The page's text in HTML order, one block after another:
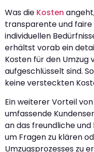
Was die Kosten
transparente und faire
individuellen
erhältst vorab ein
Kosten für den Umzug
aufgeschlüsselt sind.
keine versteckten
Ein weiterer Vorteil
umfassende
an das freundliche
um Fragen zu klären
Umzugsprozesses zu